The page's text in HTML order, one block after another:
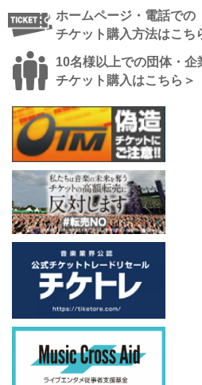
ホームページ・電話での
チケット購入方法はこち
10名様以上での団体・企
チケット購入はこちら＞